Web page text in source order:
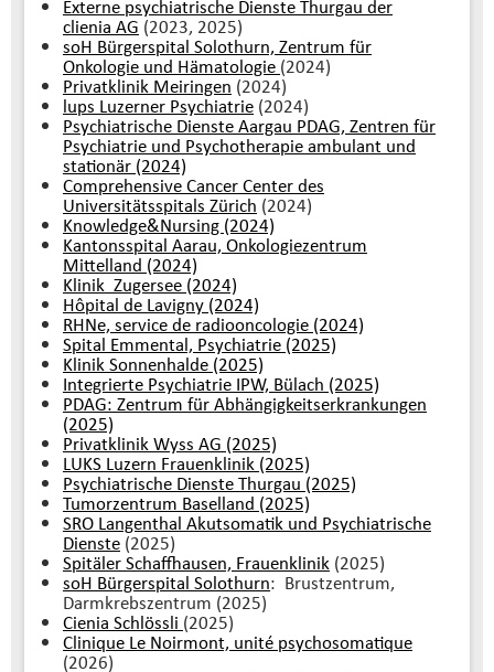
Externe psychiatrische Dienste Thurgau der
clienia AG (2023, 2025)
soH Bürgerspital Solothurn, Zentrum für
Onkologie und Hämatologie (2024)
Privatklinik Meiringen (2024)
lups Luzerner Psychiatrie (2024)
Psychiatrische Dienste Aargau PDAG, Zentren für
Psychiatrie und Psychotherapie ambulant und
stationär (2024)
Comprehensive Cancer Center des
Universitätsspitals Zürich (2024)
Knowledge&Nursing (2024)
Kantonsspital Aarau, Onkologiezentrum
Mittelland (2024)
Klinik Zugersee (2024)
Hôpital de Lavigny (2024)
RHNe, service de radiooncologie (2024)
Spital Emmental, Psychiatrie (2025)
Klinik Sonnenhalde (2025)
Integrierte Psychiatrie IPW, Bülach (2025)
PDAG: Zentrum für Abhängigkeitserkrankungen
(2025)
Privatklinik Wyss AG (2025)
LUKS Luzern Frauenklinik (2025)
Psychiatrische Dienste Thurgau (2025)
Tumorzentrum Baselland (2025)
SRO Langenthal Akutsomatik und Psychiatrische
Dienste (2025)
Spitäler Schaffhausen, Frauenklinik (2025)
soH Bürgerspital Solothurn: Brustzentrum,
Darmkrebszentrum (2025)
Cienia Schlössli (2025)
Clinique Le Noirmont, unité psychosomatique
(2026)